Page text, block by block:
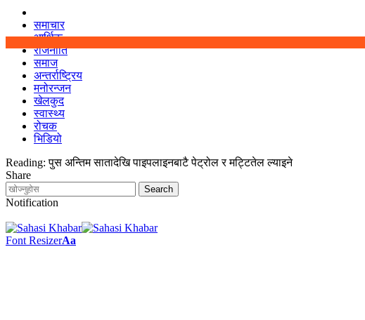
समाचार
आर्थिक
राजनीति
समाज
अन्तर्राष्ट्रिय
मनोरन्जन
खेलकुद
स्वास्थ्य
रोचक
भिडियो
Reading: पुस अन्तिम सातादेखि पाइपलाइनबाटै पेट्रोल र मट्टितेल ल्याइने
Share
Notification
Font ResizerAa